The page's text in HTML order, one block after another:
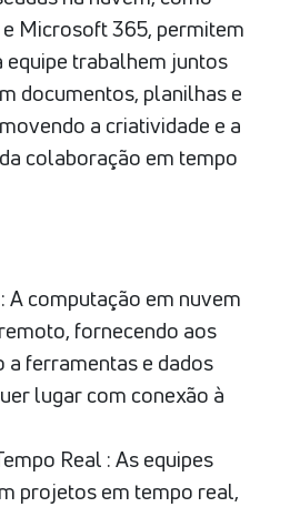
Microsoft 365, permitem
equipe trabalhem juntos
documentos, planilhas e
a criatividade e a
colaboração em tempo
A computação em nuvem
fornecendo aos
a ferramentas e dados
lugar com conexão à
Real : As equipes
projetos em tempo real,